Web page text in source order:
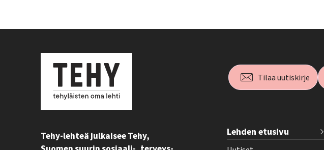
Tehy-lehteä julkaisee Tehy,
Tilaa uutiskirje
e
Lehden etusivu